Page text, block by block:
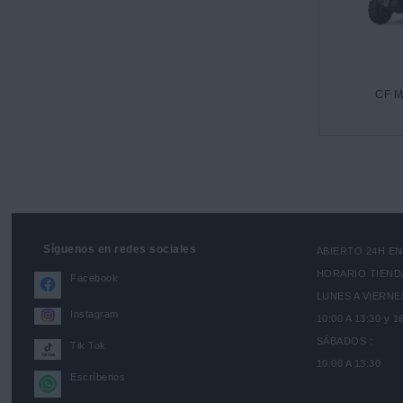
CF
Síguenos en redes sociales
Facebook
Instagram
Tik Tok
Escríbenos
ABIERTO 24H
HORARIO
LUNES A
10:00 A 13:30 y
SÁBADOS :
10:00 A 13:30